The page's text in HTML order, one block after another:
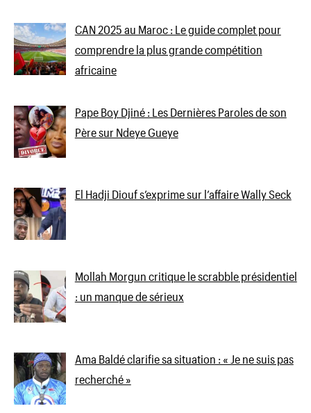
CAN 2025 au Maroc : Le guide complet pour
comprendre la plus grande compétition
africaine
Pape Boy Djiné : Les Dernières Paroles de son
Père sur Ndeye Gueye
El Hadji Diouf s’exprime sur l’affaire Wally Seck
Mollah Morgun critique le scrabble présidentiel
: un manque de sérieux
Ama Baldé clarifie sa situation : « Je ne suis pas
recherché »